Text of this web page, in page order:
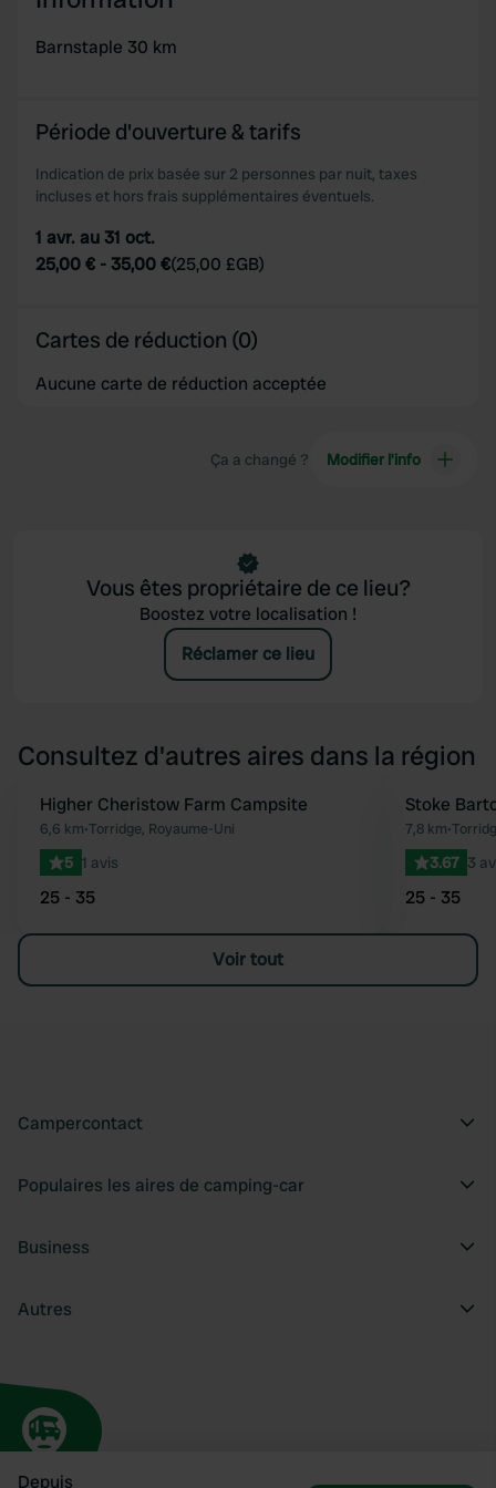
We also share information about your use of our site with
provided to them or that they’ve collected from your use
Depuis
Barnstaple 30 km
Période d'ouverture & tarifs
Indication de prix basée sur 2 personnes par nuit, taxes
incluses et hors frais supplémentaires éventuels.
1 avr. au 31 oct.
25,00 € - 35,00 €(25,00 £GB)
Cartes de réduction (0)
Aucune carte de réduction acceptée
Ça a changé ? Modifier l’info
Vous êtes propriétaire de ce lieu?
Boostez votre localisation !
Réclamer ce lieu
Consultez d'autres aires dans la région
Préféré
Higher Cheristow Farm Campsite
6,6 km•Torridge, Royaume-Uni
5 1 avis
25 - 35
Stoke
7,8 km•
3.67 3
25 - 35
Voir tout
Campercontact
Populaires les aires de camping-car
Business
Autres